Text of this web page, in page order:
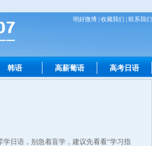
明好微博| 收藏我们 联系我们
韩语 高薪葡语 高考日语
学日语，别急着盲学，建议先看看“学习指